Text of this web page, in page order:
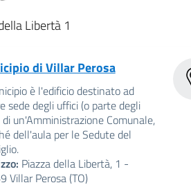
Libertà 1
di Villar Perosa
è l'edificio destinato ad
sede degli uffici (o parte degli
di un'Amministrazione Comunale,
dell'aula per le Sedute del
Piazza della Libertà, 1 -
Villar Perosa (TO)